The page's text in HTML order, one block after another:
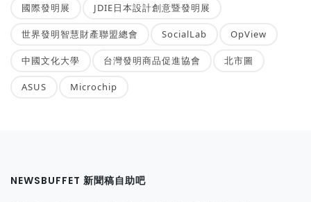
國際發明展 JDIE日本設計創意暨發明展
世界發明智慧財產聯盟總會 SocialLab OpView
中國文化大學 台灣發明商品促進協會 北市圖
ASUS Microchip
NEWSBUFFET 新聞稿自助吧